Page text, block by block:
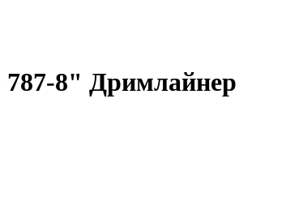
787-8" Дримлайнер